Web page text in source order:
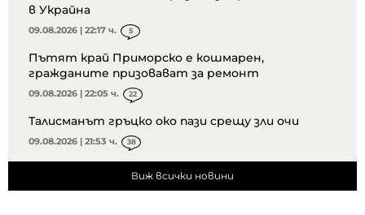
в Украйна
09.08.2026 | 22:17 ч. 5
Пътят край Приморско е кошмарен,
гражданите призовават за ремонт
09.08.2026 | 22:05 ч. 22
Талисманът гръцко око пази срещу зли очи
09.08.2026 | 21:53 ч. 38
Виж всички новини